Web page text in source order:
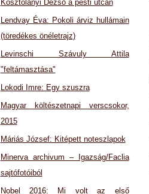
Kosztolányi Dezső a pesti utcán
Lendvay Éva: Pokoli árviz hullámain
(töredékes önéletrajz)
Levinschi Szávuly Attila
"feltámasztása"
Lokodi Imre: Egy szuszra
Magyar költészetnapi verscsokor,
2015
Máriás József: Kitépett noteszlapok
Minerva archivum – Igazság/Faclia
sajtófotóiból
Nobel 2016: Mi volt az első